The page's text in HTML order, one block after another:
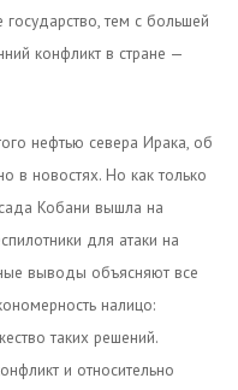
тем с большей
конфликт в стране —
нефтью севера Ирака, об
в новостях. Но как только
Кобани вышла на
для атаки на
выводы объясняют все
налицо:
таких решений.
и относительно